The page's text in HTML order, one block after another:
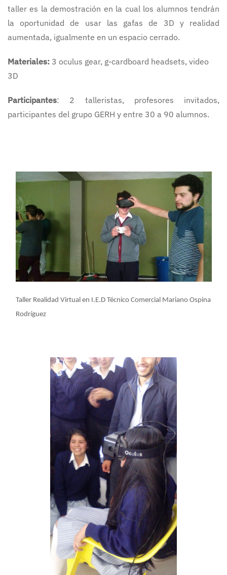
taller es la demostración en la cual los alumnos tendrán
la oportunidad de usar las gafas de 3D y realidad
aumentada, igualmente en un espacio cerrado.
Materiales: 3 oculus gear, g-cardboard headsets, video
3D
Participantes: 2 talleristas, profesores invitados,
participantes del grupo GERH y entre 30 a 90 alumnos.
Taller Realidad Virtual en I.E.D Técnico Comercial Mariano Ospina
Rodríguez